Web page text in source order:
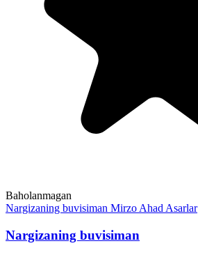
Baholanmagan
Nargizaning buvisiman Mirzo Ahad Asarlar
Nargizaning buvisiman